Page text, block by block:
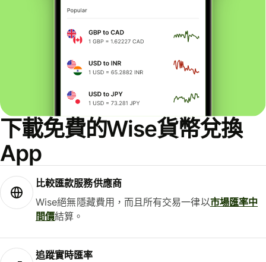
下載免費的Wise貨幣兌換
App
比較匯款服務供應商
Wise絕無隱藏費用，而且所有交易一律以市場匯率中
間價結算。
追蹤實時匯率